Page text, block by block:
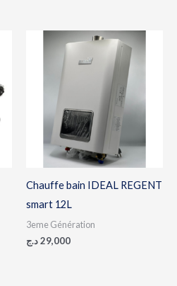
Chauffe bain IDEAL REGENT
smart 12L
3eme Génération
29,000د.ج